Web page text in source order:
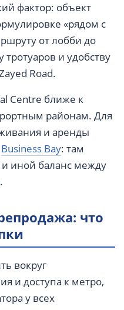
фактор: объект
«рядом с
от лобби до
тротуаров и удобству
Road.
Centre ближе к
районам. Для
и аренды
Business Bay: там
и иной баланс между
что
вокруг
и доступа к метро,
у всех